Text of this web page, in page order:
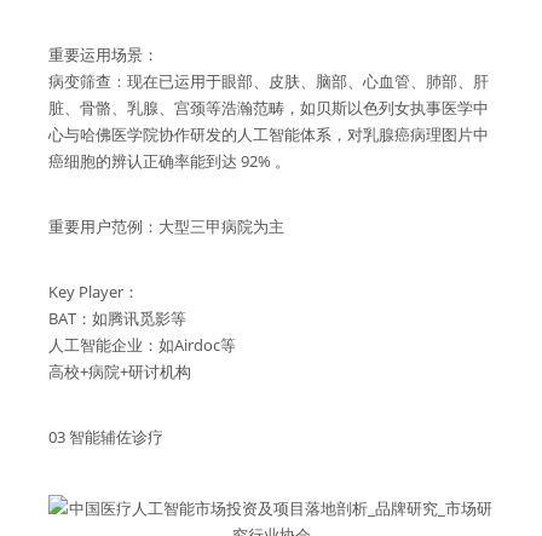
重要运用场景：
病变筛查：现在已运用于眼部、皮肤、脑部、心血管、肺部、肝
脏、骨骼、乳腺、宫颈等浩瀚范畴，如贝斯以色列女执事医学中
心与哈佛医学院协作研发的人工智能体系，对乳腺癌病理图片中
癌细胞的辨认正确率能到达 92% 。
重要用户范例：大型三甲病院为主
Key Player：
BAT：如腾讯觅影等
人工智能企业：如Airdoc等
高校+病院+研讨机构
03 智能辅佐诊疗